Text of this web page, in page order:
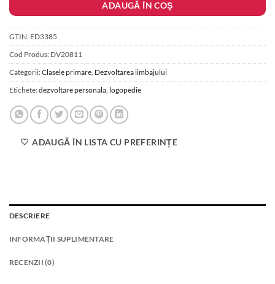
ADAUGĂ ÎN COȘ
GTIN: ED3385
Cod Produs: DV20811
Categorii:Clasele primare Dezvoltarea limbajului
Etichete:dezvoltare personala logopedie
ADAUGĂ ÎN LISTA CU PREFERINȚE
DESCRIERE
INFORMAȚII SUPLIMENTARE
RECENZII (0)